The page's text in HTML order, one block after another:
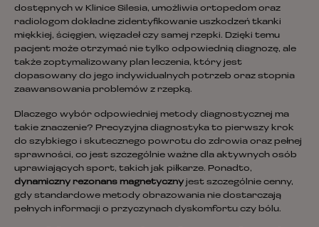
dostępnych w Klinice Silesia, umożliwia ortopedom oraz
radiologom dokładne zidentyfikowanie uszkodzeń tkanki
miękkiej, ścięgien, więzadeł czy samej rzepki. Dzięki temu
pacjent może otrzymać nie tylko odpowiednią diagnozę, ale
także zoptymalizowany plan leczenia, który jest
dopasowany do jego indywidualnych potrzeb oraz stopnia
zaawansowania problemów z rzepką.
Dlaczego wybór odpowiedniej metody diagnostycznej ma
takie znaczenie? Precyzyjna diagnostyka to pierwszy krok
do szybkiego i skutecznego powrotu do zdrowia oraz pełnej
sprawności, co jest szczególnie ważne dla aktywnych osób
uprawiających sport, takich jak piłkarze. Ponadto,
dynamiczny rezonans magnetyczny jest szczególnie cenny,
gdy standardowe metody obrazowania nie dostarczają
pełnych informacji o przyczynach dyskomfortu czy bólu.